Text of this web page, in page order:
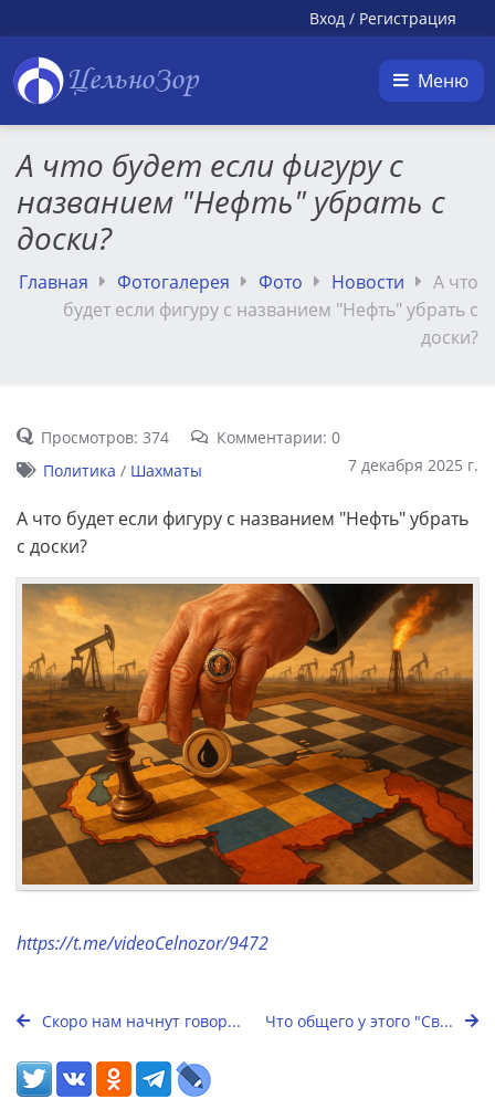
Вход / Регистрация
ЦельноЗор Меню
А что будет если фигуру с
названием "Нефть" убрать с
доски?
Главная Фотогалерея Фото Новости
А что
будет если фигуру с названием "Нефть" убрать с
доски?
Просмотров: 374
Комментарии: 0
7 декабря 2025 г.
Политика / Шахматы
А что будет если фигуру с названием "Нефть" убрать
с доски?
https://t.me/videoCelnozor/9472
Скоро нам начнут говор... Что общего у этого "Св...